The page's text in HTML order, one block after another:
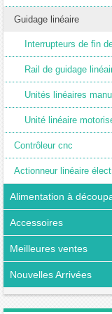
Guidage linéaire
Interrupteurs de fin
Rail de guidage
Unités linéaires
Unité linéaire
Contrôleur cnc
Actionneur linéaire
Alimentation à
Accessoires
Meilleures ventes
Nouvelles Arrivées